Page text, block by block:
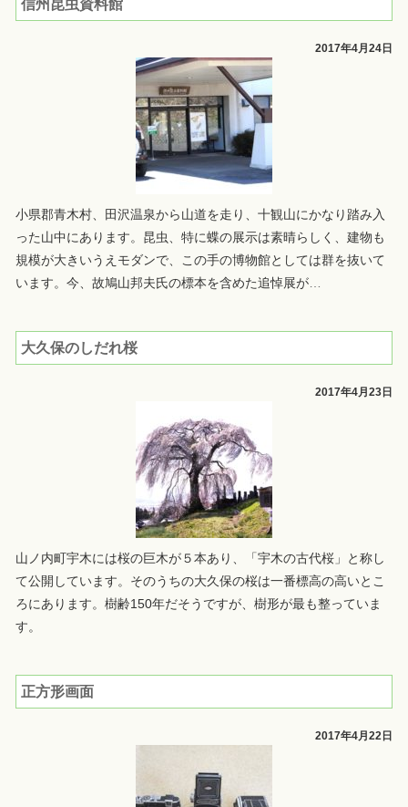
信州昆虫資料館
2017年4月24日
小県郡青木村、田沢温泉から山道を走り、十観山にかなり踏み入
った山中にあります。昆虫、特に蝶の展示は素晴らしく、建物も
規模が大きいうえモダンで、この手の博物館としては群を抜いて
います。今、故鳩山邦夫氏の標本を含めた追悼展が…
大久保のしだれ桜
2017年4月23日
山ノ内町宇木には桜の巨木が５本あり、「宇木の古代桜」と称し
て公開しています。そのうちの大久保の桜は一番標高の高いとこ
ろにあります。樹齢150年だそうですが、樹形が最も整っていま
す。
正方形画面
2017年4月22日